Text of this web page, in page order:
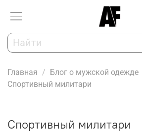
Главная
Блог о мужской одежде
Спортивный милитари
Спортивный милитари